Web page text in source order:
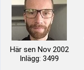
Här sen Nov 2002
Inlägg: 3499